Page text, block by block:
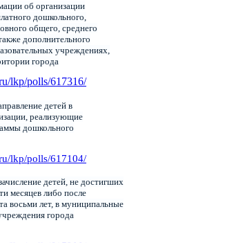
об организации
дошкольного,
общего, среднего
дополнительного
учреждениях,
города
lkp/polls/617316/
детей в
реализующие
дошкольного
lkp/polls/617104/
детей, не достигших
месяцев либо после
восьми лет, в муниципальные
города